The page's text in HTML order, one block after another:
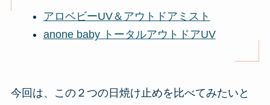
アロベビーUV＆アウトドアミスト
anone baby トータルアウトドアUV
今回は、この２つの日焼け止めを比べてみたいと